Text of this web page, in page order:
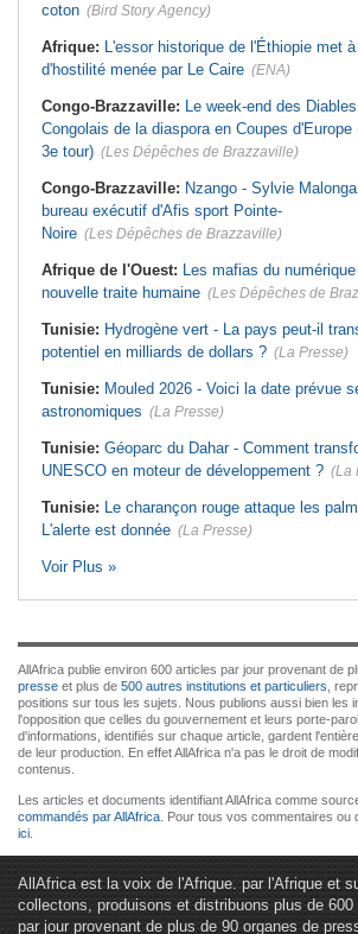
coton (Bird Story Agency)
Afrique: L'essor historique de l'Éthiopie met
d'hostilité menée par Le Caire (ENA)
Congo-Brazzaville: Le week-end des
Congolais de la diaspora en Coupes
3e tour) (Les Dépêches de Brazzaville)
Congo-Brazzaville: Nzango - Sylvie
bureau exécutif d'Afis sport Pointe-
Noire (Les Dépêches de Brazzaville)
Afrique de l'Ouest: Les mafias du
nouvelle traite humaine (Les Dépêches de
Tunisie: Hydrogène vert - La pays peut-il
potentiel en milliards de dollars ? (La Presse)
Tunisie: Mouled 2026 - Voici la date prévue
astronomiques (La Presse)
Tunisie: Géoparc du Dahar - Comment
UNESCO en moteur de développement ? (La
Tunisie: Le charançon rouge attaque les
L'alerte est donnée (La Presse)
Voir Plus »
AllAfrica publie environ 600 articles par jour provenant de
presse et plus de 500 autres institutions et particuliers ,
positions sur tous les sujets. Nous publions aussi bien les
l'opposition que celles du gouvernement et leurs porte-
d'informations, identifiés sur chaque article, gardent
de leur production. En effet AllAfrica n'a pas le droit de
contenus.
Les articles et documents identifiant AllAfrica comme
commandés par AllAfrica . Pour tous vos commentaires ou
ici
AllAfrica est la voix de l'Afrique. par l'Afrique et
collectons, produisons et distribuons plus de
par jour provenant de plus de 90 organes de